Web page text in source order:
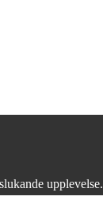
upplevelse.